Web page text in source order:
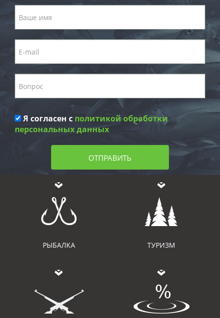
Я согласен с политикой обработки
персональных данных
ОТПРАВИТЬ
РЫБАЛКА ТУРИЗМ